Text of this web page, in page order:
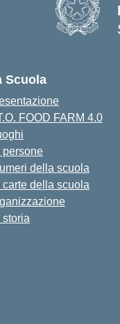
Scuola
FOOD FARM 4.0
persone
della scuola
carte della scuola
storia